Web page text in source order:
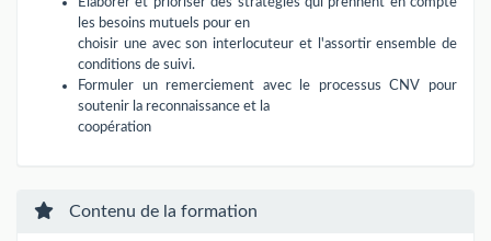
les besoins mutuels pour en
choisir une avec son interlocuteur et l'assortir ensemble de
conditions de suivi.
Formuler un remerciement avec le processus CNV pour
soutenir la reconnaissance et la
coopération
Contenu de la formation